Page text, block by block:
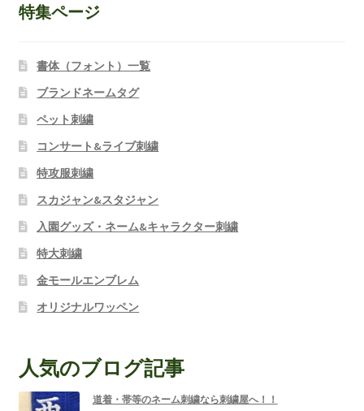
特集ページ
書体（フォント）一覧
ブランドネームタグ
ペット刺繍
コンサート&ライブ刺繍
特攻服刺繍
スカジャン&スタジャン
入園グッズ・ネーム&キャラクター刺繍
特大刺繍
金モールエンブレム
オリジナルワッペン
人気のブログ記事
道着・帯等のネーム刺繍なら刺繍屋へ！！